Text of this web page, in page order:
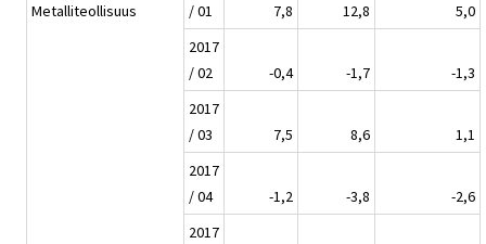
Metalliteollisuus
/ 01
7,8 12,8
5,0
2017
/ 02
-0,4 -1,7
-1,3
2017
/ 03
7,5 8,6
1,1
2017
/ 04
-1,2 -3,8
-2,6
2017